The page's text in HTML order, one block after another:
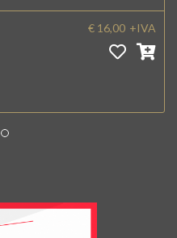
€ 16,00 +IVA